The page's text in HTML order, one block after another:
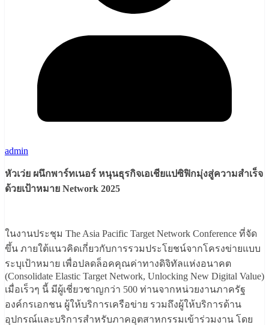
admin
หัวเว่ย ผนึกพาร์ทเนอร์ หนุนธุรกิจเอเชียแปซิฟิกมุ่งสู่ความสำเร็จ
ด้วยเป้าหมาย Network 2025
ในงานประชุม The Asia Pacific Target Network Conference ที่จัด
ขึ้น ภายใต้แนวคิดเกี่ยวกับการรวมประโยชน์จากโครงข่ายแบบ
ระบุเป้าหมาย เพื่อปลดล็อคคุณค่าทางดิจิทัลแห่งอนาคต
(Consolidate Elastic Target Network, Unlocking New Digital Value)
เมื่อเร็วๆ นี้ มีผู้เชี่ยวชาญกว่า 500 ท่านจากหน่วยงานภาครัฐ
องค์กรเอกชน ผู้ให้บริการเครือข่าย รวมถึงผู้ให้บริการด้าน
อุปกรณ์และบริการสำหรับภาคอุตสาหกรรมเข้าร่วมงาน โดย